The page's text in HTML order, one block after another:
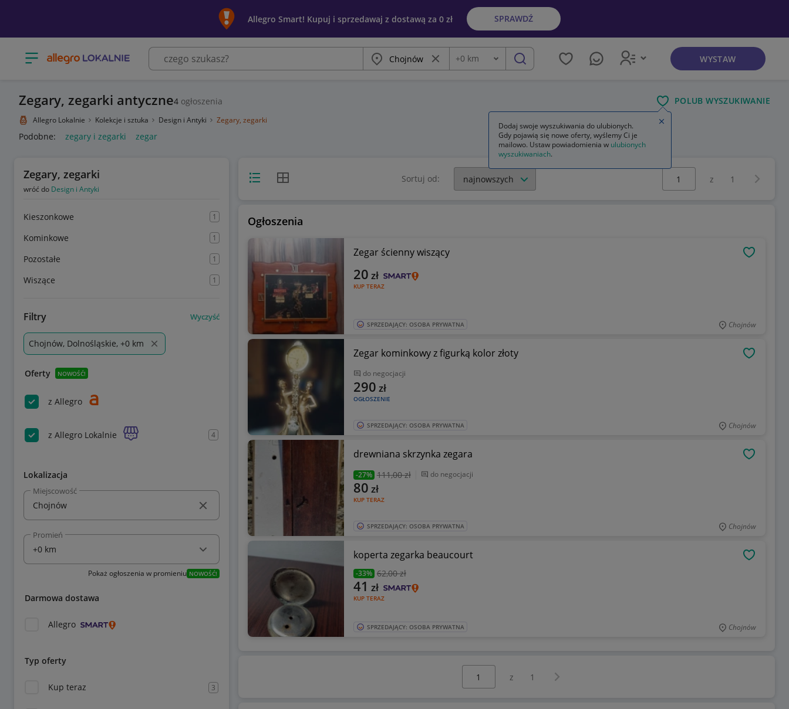
Allegro Smart! Kupuj i sprzedawaj z dostawą za 0 zł SPRAWDŹ
Otwórz menu z kategoriami Miasto Wyczyść frazę
Odległość
+0 km szukaj WYSTAW
Zegary, zegarki antyczne4 ogłoszenia POLUB WYSZUKIWANIE
Allegro Lokalnie Kolekcje i sztuka Design i Antyki Zegary, zegarki
Podobne: zegary i zegarki zegar
Zegary, zegarki
wróć do Design i Antyki
Kieszonkowe 1
Kominkowe 1
Pozostałe 1
Wiszące 1
Filtry Wyczyść
Chojnów, Dolnośląskie, +0 km
Oferty NOWOŚĆ!
z Allegro
z Allegro Lokalnie 4
Lokalizacja
Miejscowość
Promień
Pokaż ogłoszenia w promieniu NOWOŚĆ!
Darmowa dostawa
Allegro
Typ oferty
Kup teraz 3
Widok listyWidok siatki Sortuj od:
Wybierz stronę:
z 1
Ogłoszenia
Zegar ścienny wiszący
KUP TERAZ
20 zł
SPRZEDAJĄCY: OSOBA PRYWATNA Chojnów
Zegar kominkowy z figurką kolor złoty
do negocjacji
OGŁOSZENIE
290 zł
SPRZEDAJĄCY: OSOBA PRYWATNA Chojnów
drewniana skrzynka zegara
-27% 111,00 zł do negocjacji
KUP TERAZ
80 zł
SPRZEDAJĄCY: OSOBA PRYWATNA Chojnów
koperta zegarka beaucourt
-33% 62,00 zł
KUP TERAZ
41 zł
SPRZEDAJĄCY: OSOBA PRYWATNA Chojnów
z 1 Następna strona
Dodaj swoje wyszukiwania do ulubionych.
Gdy pojawią się nowe oferty, wyślemy Ci je
mailowo. Ustaw powiadomienia w ulubionych
wyszukiwaniach.
Zamknij wskazówkę